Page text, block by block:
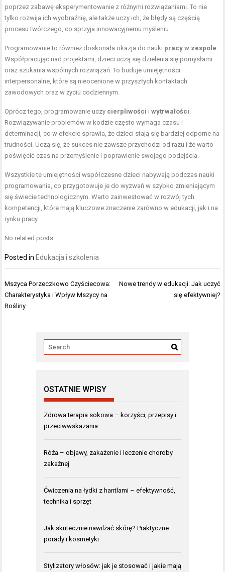
poprzez zabawę eksperymentowanie z różnymi rozwiązaniami. To nie
tylko rozwija ich wyobraźnię, ale także uczy ich, że błędy są częścią
procesu twórczego, co sprzyja innowacyjnemu myśleniu.
Programowanie to również doskonała okazja do nauki pracy w zespole
Współpracując nad projektami, dzieci uczą się dzielenia się pomysłami
oraz szukania wspólnych rozwiązań. To buduje umiejętności
interpersonalne, które są nieocenione w przyszłych kontaktach
zawodowych oraz w życiu codziennym.
Oprócz tego, programowanie uczy cierpliwości iwytrwałości
Rozwiązywanie problemów w kodzie często wymaga czasu i
determinacji, co w efekcie sprawia, że dzieci stają się bardziej odporne na
trudności. Uczą się, że sukces nie zawsze przychodzi od razu i że warto
poświęcić czas na przemyślenie i poprawienie swojego podejścia.
Wszystkie te umiejętności współczesne dzieci nabywają podczas nauki
programowania, co przygotowuje je do wyzwań w szybko zmieniającym
się świecie technologicznym. Warto zainwestować w rozwój tych
kompetencji, które mają kluczowe znaczenie zarówno w edukacji, jak i na
rynku pracy.
No related posts.
Posted in Edukacja i szkolenia
Nawigacja
wpisu
Mszyca Porzeczkowo Czyściecowa:
Charakterystyka i Wpływ Mszycy na
Rośliny
Nowe trendy w edukacji: Jak uczyć
się efektywniej?
OSTATNIE WPISY
Zdrowa terapia sokowa – korzyści, przepisy i
przeciwwskazania
Róża – objawy, zakażenie i leczenie choroby
zakaźnej
Ćwiczenia na łydki z hantlami – efektywność,
technika i sprzęt
Jak skutecznie nawilżać skórę? Praktyczne
porady i kosmetyki
Stylizatory włosów: jak je stosować i jakie mają